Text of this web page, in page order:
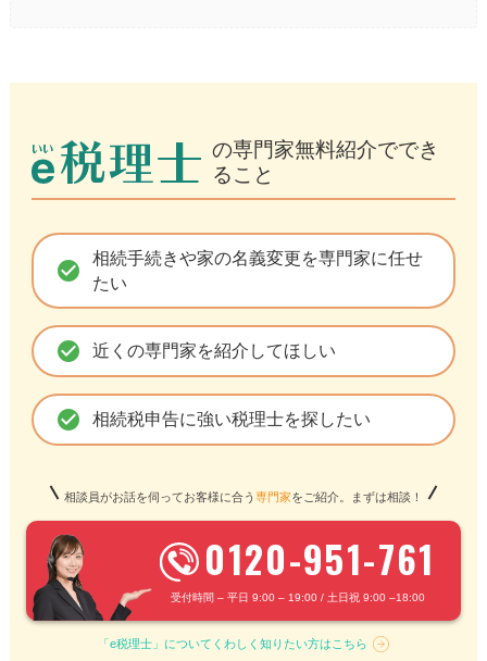
の専門家無料紹介ででき
ること
check_circle
相続手続きや家の名義変更を専門家に任せ
たい
check_circle 近くの専門家を紹介してほしい
check_circle 相続税申告に強い税理士を探したい
相談員がお話を伺ってお客様に合う 専門家をご紹介。まずは相談！
0120-951-761
受付時間 – 平日 9:00 – 19:00 / 土日祝 9:00 –18:00
「e税理士」についてくわしく知りたい方はこちら